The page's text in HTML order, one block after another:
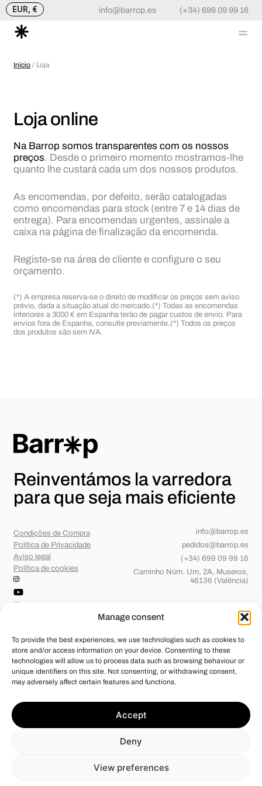
Manage consent
To provide the best experiences, we use technologies such as cookies to
store and/or access information on your device. Consenting to these
technologies will allow us to process data such as browsing behaviour or
unique identifiers on this site. Not consenting, or withdrawing consent,
may adversely affect certain features and functions.
Accept
Deny
View preferences
content
info@barrop.es (+34) 699 09 99 16
EUR, €
Início / Loja
Loja online
Na Barrop somos transparentes com os nossos
preços. Desde o primeiro momento mostramos-lhe
quanto lhe custará cada um dos nossos produtos.
As encomendas, por defeito, serão catalogadas
como encomendas para stock (entre 7 e 14 dias de
entrega). Para encomendas urgentes, assinale a
caixa na página de finalização da encomenda.
Registe-se na área de cliente e configure o seu
orçamento.
(*) A empresa reserva-se o direito de modificar os preços sem aviso
prévio, dada a situação atual do mercado. (*) Todas as encomendas
inferiores a 3000 € em Espanha terão de pagar custos de envio. Para
envios fora de Espanha, consulte previamente. (*) Todos os preços
dos produtos são sem IVA.
Reinventámos la varredora
para que seja mais eficiente
info@barrop.es
pedidos@barrop.es
(+34) 699 09 99 16
Caminho Núm. Um, 2A, Museros,
46136 (Valência)
objetivo é o reforço do crescimento sustentável e a competitividade
das PME, e graças ao qual pôs em marcha um Plano de Ação com o
digital, da promoção online e do comércio eletrónico em mercados
#EuropaSeSiente”
Condições de Compra
Política de Privacidade
Aviso legal
Política de cookies